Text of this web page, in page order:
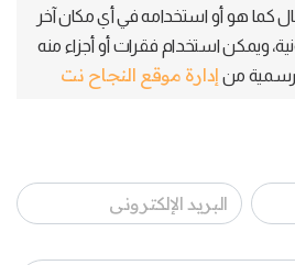
كما هو أو استخدامه في أي مكان آخر
ويمكن استخدام فقرات أو أجزاء منه
رسمية من إدارة موقع النجاح نت